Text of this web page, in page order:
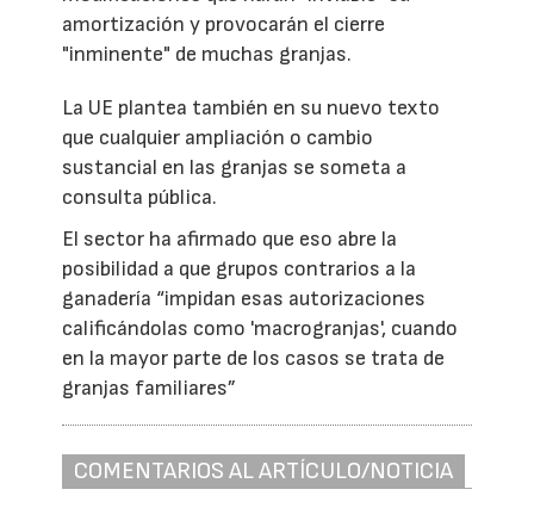
amortización y provocarán el cierre
"inminente" de muchas granjas.
La UE plantea también en su nuevo texto
que cualquier ampliación o cambio
sustancial en las granjas se someta a
consulta pública.
El sector ha afirmado que eso abre la
posibilidad a que grupos contrarios a la
ganadería “impidan esas autorizaciones
calificándolas como 'macrogranjas', cuando
en la mayor parte de los casos se trata de
granjas familiares”
COMENTARIOS AL ARTÍCULO/NOTICIA